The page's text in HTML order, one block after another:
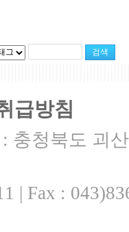
급방침
충청북도 괴
| Fax :